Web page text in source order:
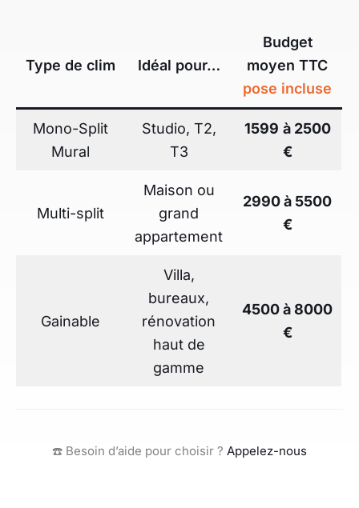
Type de clim Idéal pour…
Budget
moyen TTC
pose incluse
Mono-Split
Mural
Studio, T2,
T3
1599 à 2500
€
Multi-split
Maison ou
grand
appartement
2990 à 5500
€
Gainable
Villa,
bureaux,
rénovation
haut de
gamme
4500 à 8000
€
☎️ Besoin d’aide pour choisir ? Appelez-nous